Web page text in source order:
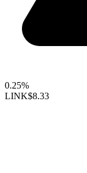
0.25%
LINK$8.33